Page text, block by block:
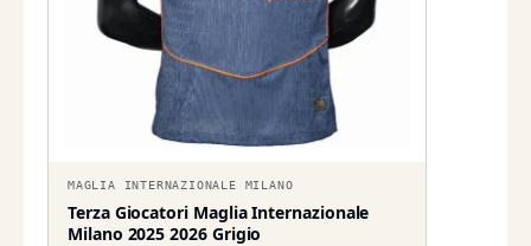
MAGLIA INTERNAZIONALE MILANO
Terza Giocatori Maglia Internazionale
Milano 2025 2026 Grigio